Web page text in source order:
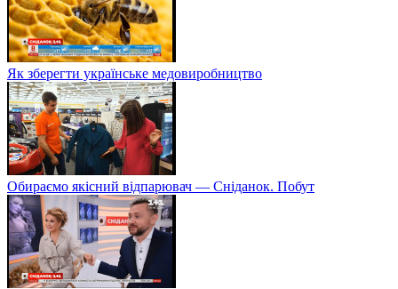
Як зберегти українське медовиробництво
Обираємо якісний відпарювач — Сніданок. Побут